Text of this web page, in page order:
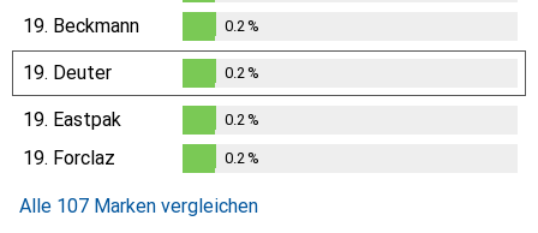
0.2%
19. Beckmann
0.2%
0.2 %
19. Deuter
0.2%
0.2 %
19. Eastpak
0.2%
0.2 %
19. Forclaz 0.2 %
Alle 107 Marken vergleichen